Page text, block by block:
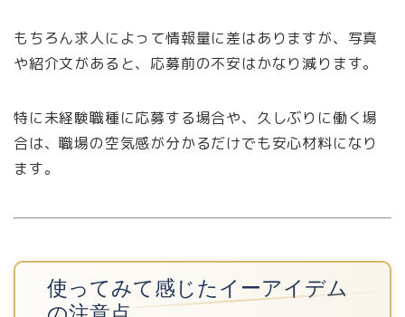
もちろん求人によって情報量に差はありますが、写真
や紹介文があると、応募前の不安はかなり減ります。
特に未経験職種に応募する場合や、久しぶりに働く場
合は、職場の空気感が分かるだけでも安心材料になり
ます。
使ってみて感じたイーアイデム